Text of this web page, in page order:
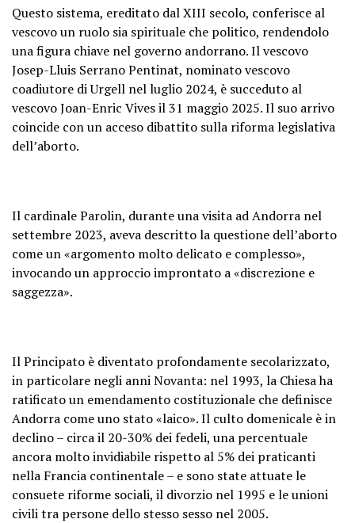
Questo sistema, ereditato dal XIII secolo, conferisce al
vescovo un ruolo sia spirituale che politico, rendendolo
una figura chiave nel governo andorrano. Il vescovo
Josep-Lluis Serrano Pentinat, nominato vescovo
coadiutore di Urgell nel luglio 2024, è succeduto al
vescovo Joan-Enric Vives il 31 maggio 2025. Il suo arrivo
coincide con un acceso dibattito sulla riforma legislativa
dell’aborto.
Il cardinale Parolin, durante una visita ad Andorra nel
settembre 2023, aveva descritto la questione dell’aborto
come un «argomento molto delicato e complesso»,
invocando un approccio improntato a «discrezione e
saggezza».
Il Principato è diventato profondamente secolarizzato,
in particolare negli anni Novanta: nel 1993, la Chiesa ha
ratificato un emendamento costituzionale che definisce
Andorra come uno stato «laico». Il culto domenicale è in
declino – circa il 20-30% dei fedeli, una percentuale
ancora molto invidiabile rispetto al 5% dei praticanti
nella Francia continentale – e sono state attuate le
consuete riforme sociali, il divorzio nel 1995 e le unioni
civili tra persone dello stesso sesso nel 2005.